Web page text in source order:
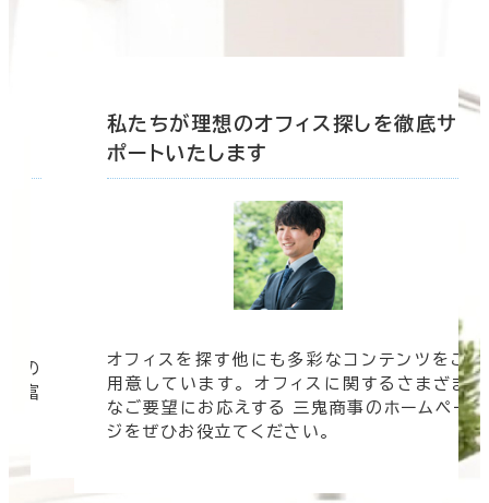
の
豊富
私たちが理想のオフィス探しを徹底サ
ポートいたします
オフィスを探す他にも多彩なコンテンツをご
用意しています。 オフィスに関するさまざま
なご要望にお応えする 三鬼商事のホームペー
ジをぜひお役立てください。